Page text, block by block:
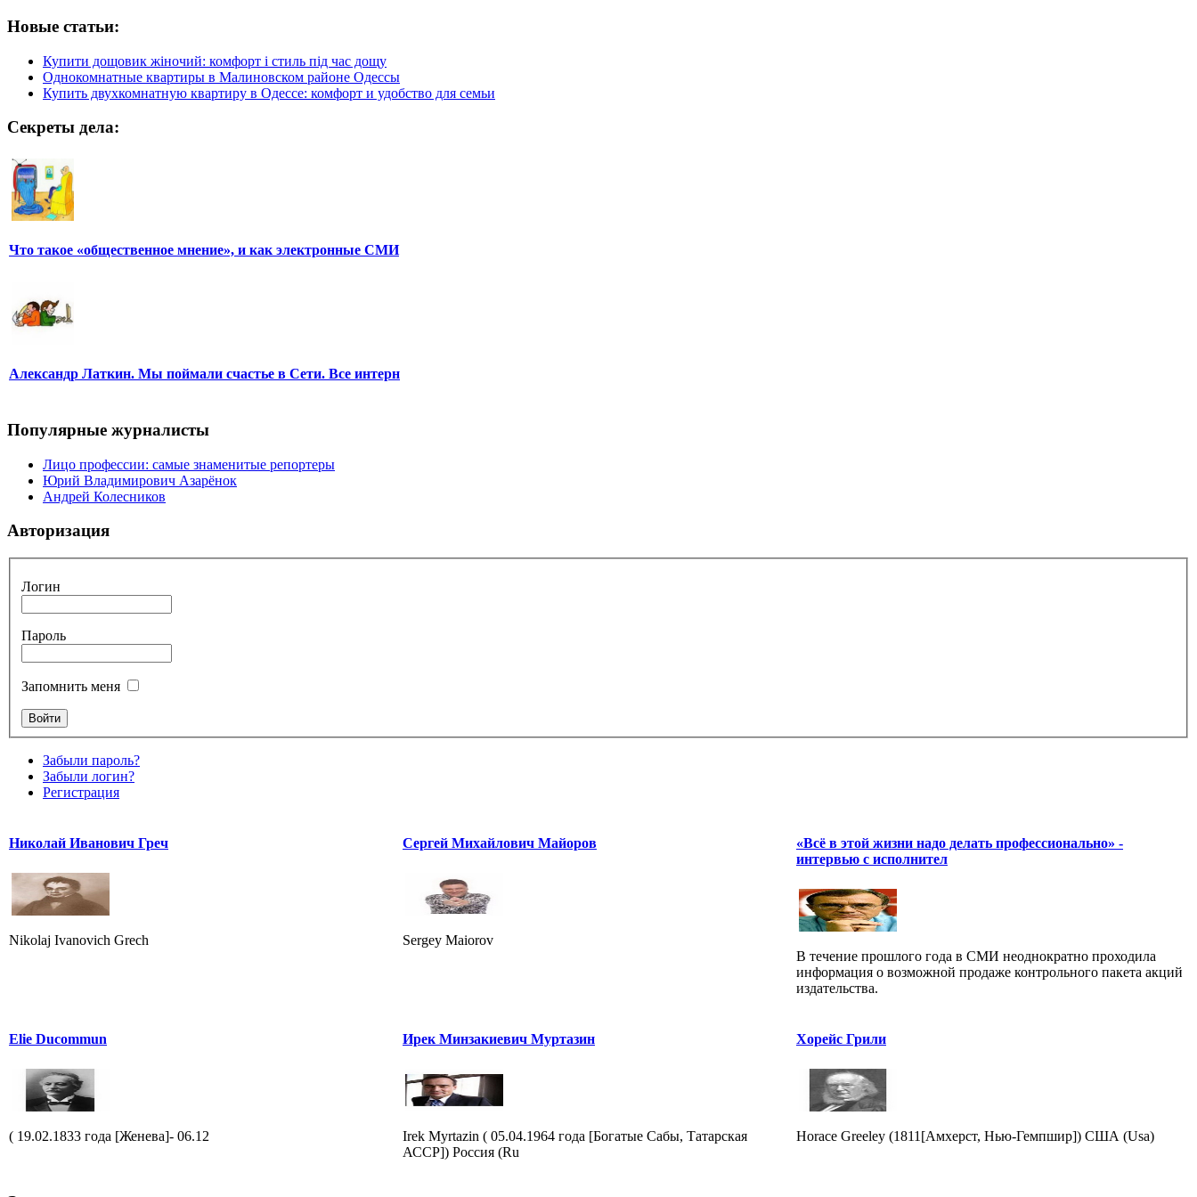
Новые статьи:
Купити дощовик жіночий: комфорт і стиль під час дощу
Однокомнатные квартиры в Малиновском районе Одессы
Купить двухкомнатную квартиру в Одессе: комфорт и удобство для семьи
Секреты дела:
Что такое «общественное мнение», и как электронные СМИ
Александр Латкин. Мы поймали счастье в Сети. Все интерн
Популярные журналисты
Лицо профессии: самые знаменитые репортеры
Юрий Владимирович Азарёнок
Андрей Колесников
Авторизация
Логин
Пароль
Запомнить меня
Забыли пароль?
Забыли логин?
Регистрация
Николай Иванович Греч
Nikolaj Ivanovich Grech
Сергей Михайлович Майоров
Sergey Maiorov
«Всё в этой жизни надо делать профессионально» -
интервью с исполнител
В течение прошлого года в СМИ неоднократно проходила
информация о возможной продаже контрольного пакета акций
издательства.
Elie Ducommun
( 19.02.1833 года [Женева]- 06.12
Ирек Минзакиевич Муртазин
Irek Myrtazin ( 05.04.1964 года [Богатые Сабы, Татарская
АССР]) Россия (Ru
Хорейс Грили
Horace Greeley (1811[Амхерст, Нью-Гемпшир]) США (Usa)